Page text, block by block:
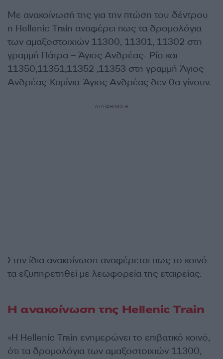
Με ανακοίνωσή της για την πτώση του δέντρου
η Hellenic Train αναφέρει πως τα δρομολόγια
των αμαξοστοιχιών 11300, 11301, 11302 στη
γραμμή Πάτρα – Άγιος Ανδρέας- Ρίο και
11350,11351,11352 ,11353 στη γραμμή Άγιος
Ανδρέας-Καμίνια-Άγιος Ανδρέας δεν θα γίνουν.
ΔΙΑΦΗΜΙΣΗ
Στην ίδια ανακοίνωση αναφέρεται πως το κοινό
τα εξυπηρετηθεί με λεωφορεία της εταιρείας.
Η ανακοίνωση της Hellenic Train
«Η Hellenic Train ενημερώνει το επιβατικό κοινό,
ότι τα δρομολόγια των αμαξοστοιχιών 11300,